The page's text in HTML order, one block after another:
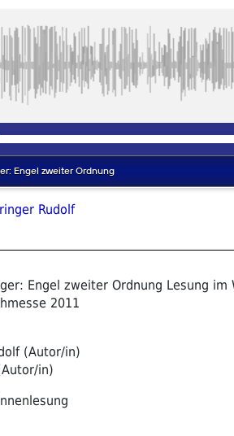
Rudolf
Engel zweiter Ordnung Lesung
2011
(Autor/in)
in)